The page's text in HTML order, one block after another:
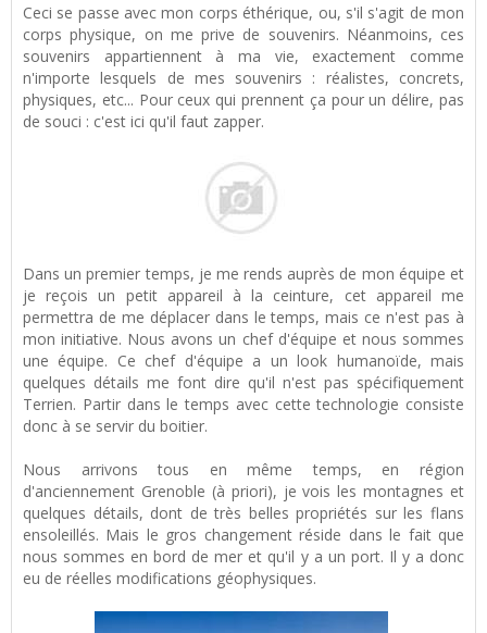
Ceci se passe avec mon corps éthérique, ou, s'il s'agit de mon
corps physique, on me prive de souvenirs. Néanmoins, ces
souvenirs appartiennent à ma vie, exactement comme
n'importe lesquels de mes souvenirs : réalistes, concrets,
physiques, etc... Pour ceux qui prennent ça pour un délire, pas
de souci : c'est ici qu'il faut zapper.
Dans un premier temps, je me rends auprès de mon équipe et
je reçois un petit appareil à la ceinture, cet appareil me
permettra de me déplacer dans le temps, mais ce n'est pas à
mon initiative. Nous avons un chef d'équipe et nous sommes
une équipe. Ce chef d'équipe a un look humanoïde, mais
quelques détails me font dire qu'il n'est pas spécifiquement
Terrien. Partir dans le temps avec cette technologie consiste
donc à se servir du boitier.
Nous arrivons tous en même temps, en région
d'anciennement Grenoble (à priori), je vois les montagnes et
quelques détails, dont de très belles propriétés sur les flans
ensoleillés. Mais le gros changement réside dans le fait que
nous sommes en bord de mer et qu'il y a un port. Il y a donc
eu de réelles modifications géophysiques.